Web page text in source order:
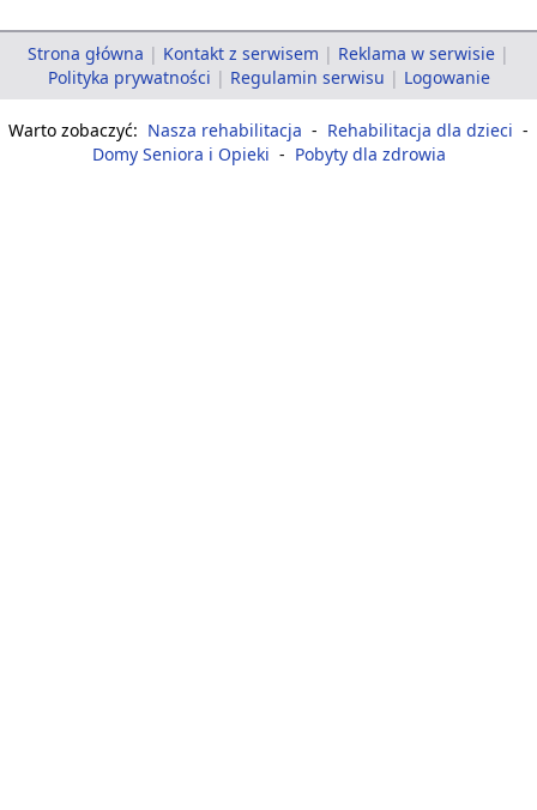
Strona główna | Kontakt z serwisem | Reklama w serwisie |
Polityka prywatności | Regulamin serwisu | Logowanie
Warto zobaczyć: Nasza rehabilitacja - Rehabilitacja dla dzieci -
Domy Seniora i Opieki - Pobyty dla zdrowia